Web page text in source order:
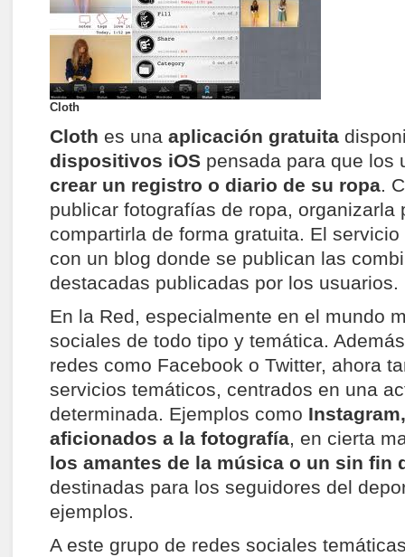
Cloth
Cloth es una aplicación gratuita
dispositivos iOS pensada para que los
crear un registro o diario de su ropa.
publicar fotografías de ropa, organizarla
compartirla de forma gratuita. El
con un blog donde se publican las
destacadas publicadas por los usuarios.
En la Red, especialmente en el mundo
sociales de todo tipo y temática.
redes como Facebook o Twitter, ahora
servicios temáticos, centrados en una
determinada. Ejemplos como
aficionados a la fotografía, en cierta
los amantes de la música o un sin fin
destinadas para los seguidores del
ejemplos.
A este grupo de redes sociales